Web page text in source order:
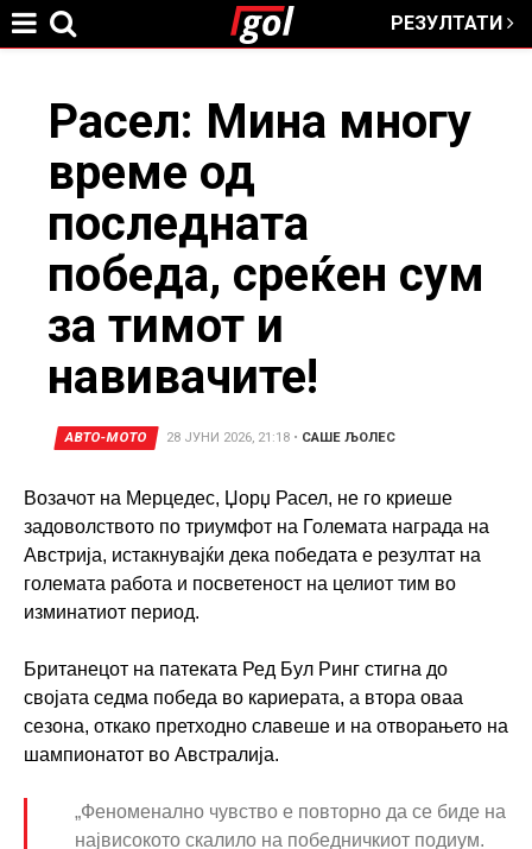
РЕЗУЛТАТИ
here
Расел: Мина многу
време од
последната
победа, среќен сум
за тимот и
навивачите!
АВТО-МОТО 28 ЈУНИ 2026, 21:18 • САШЕ ЉОЛЕС
Возачот на Мерцедес, Џорџ Расел, не го криеше
задоволството по триумфот на Големата награда на
Австрија, истакнувајќи дека победата е резултат на
големата работа и посветеност на целиот тим во
изминатиот период.
Британецот на патеката Ред Бул Ринг стигна до
својата седма победа во кариерата, а втора оваа
сезона, откако претходно славеше и на отворањето на
шампионатот во Австралија.
„Феноменално чувство е повторно да се биде на
највисокото скалило на победничкиот подиум.